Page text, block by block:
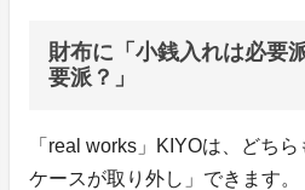
財布に「小銭入れは必要
要派？」
「real works」KIYOは、どち
ケースが取り外し」できます。